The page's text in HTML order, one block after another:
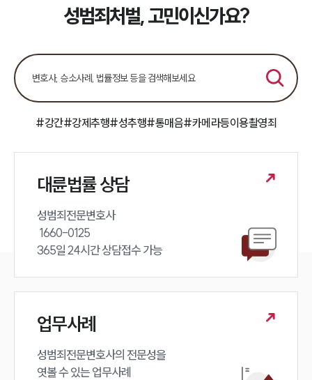
성범죄대응부 업무
구성원 소개
성범죄전문변호사
소식/자료
세미나
대륜법률상담예약
성범죄처벌, 고민이신가요?
#강간#강제추행#성추행#통매음#카메라등이용촬영죄
대륜법률 상담
성범죄전문변호사
365일 24시간 상담접수 가능
업무사례
성범죄전문변호사의 전문성을
엿볼 수 있는 업무사례